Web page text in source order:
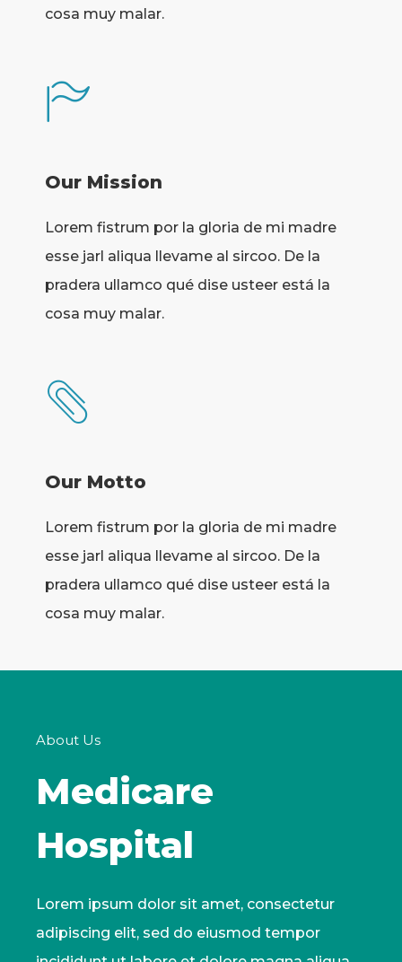
cosa muy malar.
Our Mission
Lorem fistrum por la gloria de mi madre
esse jarl aliqua llevame al sircoo. De la
pradera ullamco qué dise usteer está la
cosa muy malar.
Our Motto
Lorem fistrum por la gloria de mi madre
esse jarl aliqua llevame al sircoo. De la
pradera ullamco qué dise usteer está la
cosa muy malar.
About Us
Medicare
Hospital
Lorem ipsum dolor sit amet, consectetur
adipiscing elit, sed do eiusmod tempor